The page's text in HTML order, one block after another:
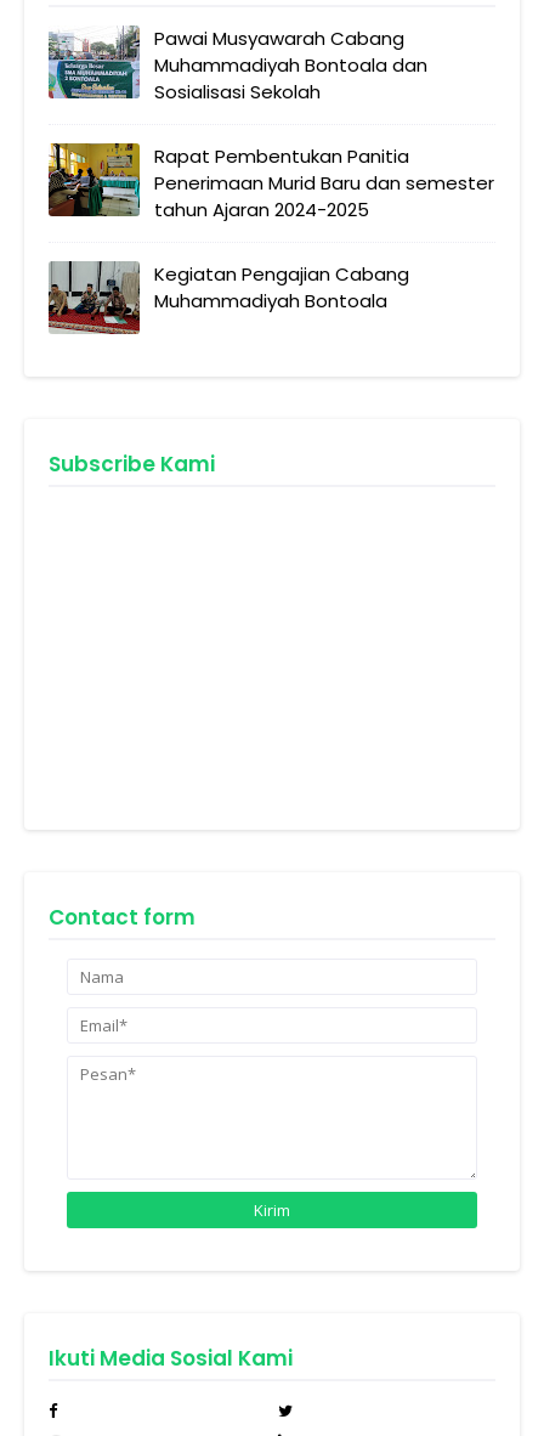
Pawai Musyawarah Cabang
Muhammadiyah Bontoala dan
Sosialisasi Sekolah
Rapat Pembentukan Panitia
Penerimaan Murid Baru dan semester
tahun Ajaran 2024-2025
Kegiatan Pengajian Cabang
Muhammadiyah Bontoala
Subscribe Kami
Contact form
Ikuti Media Sosial Kami